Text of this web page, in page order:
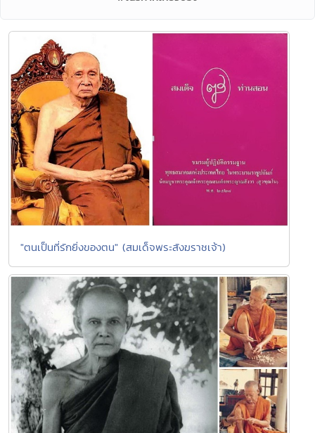
"ตนเป็นที่รักยิ่งของตน" (สมเด็จพระสังฆราชเจ้า)